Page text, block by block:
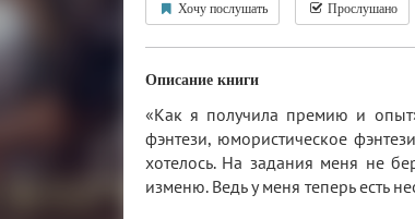
Хочу послушать Прослушано
Описание книги
«Как я получила премию и
фэнтези, юмористическое
хотелось. На задания меня не
изменю. Ведь у меня теперь есть